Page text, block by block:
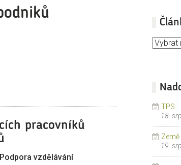
pracovníků
vzdělávání
Články
TPS
18.
Země
19.